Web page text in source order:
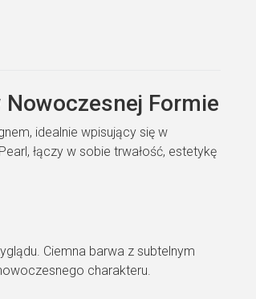
Formie
idealnie wpisujący się w
łączy w sobie trwałość, estetykę
Ciemna barwa z subtelnym
charakteru.